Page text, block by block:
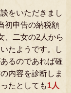
をいただきまし
初申告の納税額
、二女の2人から
たようです。し
るのであれば確
内容を診断しま
たとしても1人